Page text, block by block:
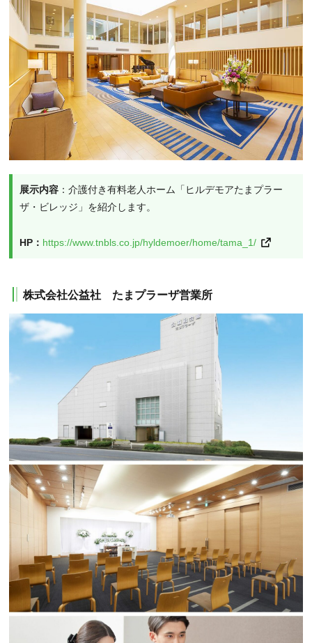
展示内容 ：介護付き有料老人ホーム「ヒルデモアたまプラー
ザ・ビレッジ」を紹介します。
HP： https://www.tnbls.co.jp/hyldemoer/home/tama_1/
株式会社公益社 たまプラーザ営業所